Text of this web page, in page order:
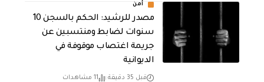
أمن
مصدر للرشيد: الحكم بالسجن 10
سنوات لضابط ومنتسبين عن
جريمة اغتصاب موقوفة في
الديوانية
قبل 35 دقيقة 11 مشاهدات